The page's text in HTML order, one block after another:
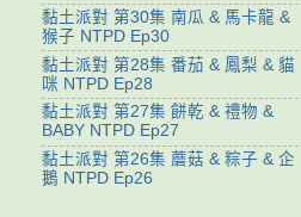
黏土派對 第30集 南瓜 & 馬卡龍 &
猴子 NTPD Ep30
黏土派對 第28集 番茄 & 鳳梨 & 貓
咪 NTPD Ep28
黏土派對 第27集 餅乾 & 禮物 &
BABY NTPD Ep27
黏土派對 第26集 蘑菇 & 粽子 & 企
鵝 NTPD Ep26